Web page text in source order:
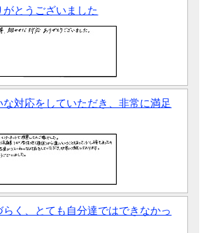
とうございました
対応をしていただき、非常に満足
らく、とても自分達ではできなかっ